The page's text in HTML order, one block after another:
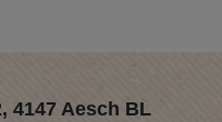
4147 Aesch BL